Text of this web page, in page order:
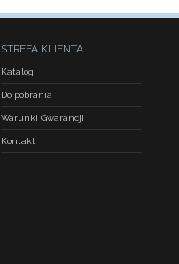
STREFA KLIENTA
Katalog
Do pobrania
Warunki Gwarancji
Kontakt